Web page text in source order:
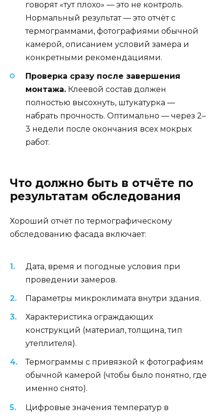
говорят «тут плохо» — это не контроль.
Нормальный результат — это отчёт с
термограммами, фотографиями обычной
камерой, описанием условий замера и
конкретными рекомендациями.
Проверка сразу после завершения
монтажа. Клеевой состав должен
полностью высохнуть, штукатурка —
набрать прочность. Оптимально — через 2–
3 недели после окончания всех мокрых
работ.
Что должно быть в отчёте по
результатам обследования
Хороший отчёт по термографическому
обследованию фасада включает:
Дата, время и погодные условия при
проведении замеров.
Параметры микроклимата внутри здания.
Характеристика ограждающих
конструкций (материал, толщина, тип
утеплителя).
Термограммы с привязкой к фотографиям
обычной камерой (чтобы было понятно, где
именно снято).
Цифровые значения температур в